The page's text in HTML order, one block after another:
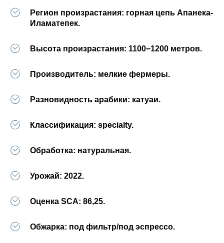
Регион произрастания: горная цепь Апанека-
Иламатепек.
Высота произрастания: 1100−1200 метров.
Производитель: мелкие фермеры.
Разновидность арабики: катуаи.
Классификация: specialty.
Обработка: натуральная.
Урожай: 2022.
Оценка SCA: 86,25.
Обжарка: под фильтр/под эспрессо.